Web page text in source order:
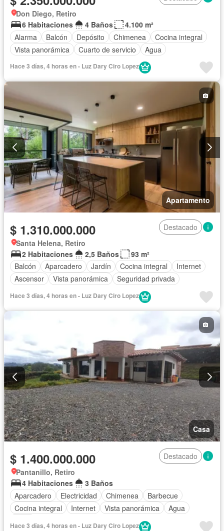
Don Diego, Retiro
6 Habitaciones
4 Baños
4.100 m²
Alarma
Balcón Depósito Chimenea
Cocina integral
Vista panorámica
Cuarto de servicio Agua
Hace 3 días, 4 horas en - Luz Dary Ciro Lopez
Apartamento
$ 1.310.000.000
Destacado
Santa Helena, Retiro
2 Habitaciones
2,5 Baños
93 m²
Balcón
Aparcadero Jardín Cocina integral
Internet
Ascensor
Vista panorámica Seguridad privada
Hace 3 días, 4 horas en - Luz Dary Ciro Lopez
Casa
$ 1.400.000.000
Destacado
Pantanillo, Retiro
4 Habitaciones
3 Baños
Aparcadero
Electricidad Chimenea
Barbecue
Cocina integral
Internet Vista panorámica
Agua
Hace 3 días, 4 horas en - Luz Dary Ciro Lopez